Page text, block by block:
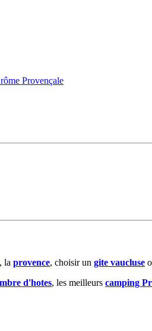
, la provence, choisir un gite vaucluse
d'hotes, les meilleurs camping